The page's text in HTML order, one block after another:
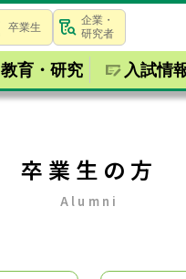
卒業生
企業・
研究者
教育・研究 入試情
卒業生の方
Alumni